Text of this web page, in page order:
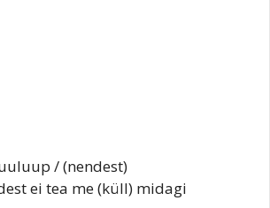
/ (nendest)
ei tea me (küll) midagi